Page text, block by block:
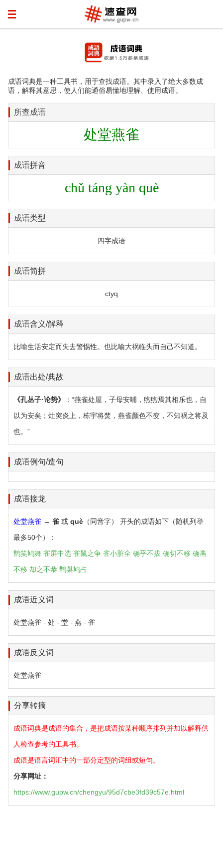
成语词典是一种工具书，用于查找成语。其中录入了绝大多数成
语，解释其意思，使人们能通俗易懂地理解、使用成语。
所查成语
处堂燕雀
成语拼音
chǔ táng yàn què
成语类型
四字成语
成语简拼
ctyq
成语含义/解释
比喻生活安定而失去警惕性。也比喻大祸临头而自己不知道。
成语出处/典故
《孔丛子·论势》
：“燕雀处屋，子母安哺，煦煦焉其相乐也，自
以为安矣；灶突炎上，栋宇将焚，燕雀颜色不变，不知祸之将及
也。”
成语例句/造句
成语接龙
处堂燕雀 → 雀 或 què （同音字） 开头的成语如下（随机列举
最多50个）：
鹊笑鸠舞 雀屏中选 雀鼠之争 雀小脏全 确乎不拔 确切不移 确凿
不移 却之不恭 鹊巢鸠占
成语近义词
处堂燕雀 - 处 - 堂 - 燕 - 雀
成语反义词
处堂燕雀
分享转摘
成语词典是成语的集合，是把成语按某种顺序排列并加以解释供
人检查参考的工具书。
成语是语言词汇中的一部分定型的词组或短句。
分享网址：
https://www.gupw.cn/chengyu/95d7cbe3fd39c57e.html